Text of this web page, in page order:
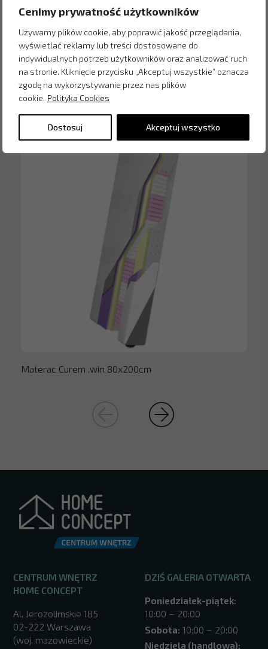
Cenimy prywatność użytkowników
Używamy plików cookie, aby poprawić jakość przeglądania,
wyświetlać reklamy lub treści dostosowane do
indywidualnych potrzeb użytkowników oraz analizować ruch
na stronie. Kliknięcie przycisku „Akceptuj wszystkie” oznacza
zgodę na wykorzystywanie przez nas plików
cookie. Polityka Cookies
Dostosuj Akceptuj wszystko
Inne produkty z kategorii
Materac Curem .win 80x200cm
CENTRUM WNĘTRZ
HOME CONCEPT
Al. Jerozolimskie 185
02-222 Warszawa
(woj. mazowieckie)
DZIŚ GALERIA OTWARTA
Poniedziałek-piątek:
10:00 – 20:00
Sobota: 10:00 – 20:00
Niedziela (handlowa):